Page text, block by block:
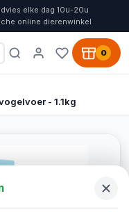
elke dag 10u-20u
online dierenwinkel
0
- 1.1kg